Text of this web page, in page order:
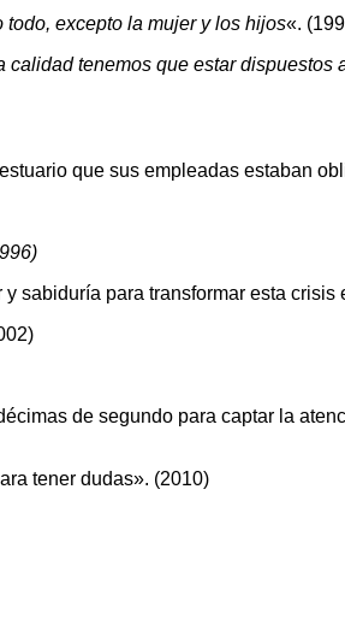
excepto la mujer y los hijos«.
tenemos que estar dispuestos
que sus empleadas estaban
sabiduría para transformar esta crisis
de segundo para captar la
tener dudas». (2010)